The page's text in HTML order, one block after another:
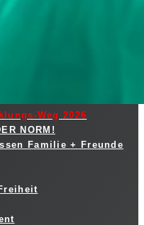
Weg 2026
NORM!
Familie + Freunde